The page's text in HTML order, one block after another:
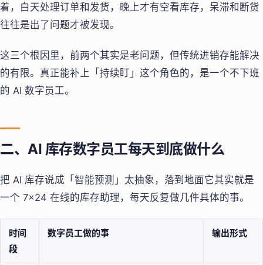
着，白天处理订单和发货，晚上才有空看库存，呆滞和断货
往往是出了问题才被发现。
这三个根因里，前两个其实是老问题，但传统进销存能解决
的有限。真正能补上「持续盯」这个角色的，是一个不下班
的 AI 数字员工。
二、AI 库存数字员工每天到底做什么
把 AI 库存说成「智能预测」太抽象，落到地面它其实就是
一个 7×24 在线的库存助理，每天反复做几件具体的事。
时间
段
数字员工做的事 输出形式